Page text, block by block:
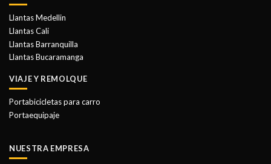
Llantas Medellin
Llantas Cali
Llantas Barranquilla
Llantas Bucaramanga
VIAJE Y REMOLQUE
Portabicicletas para carro
Portaequipaje
NUESTRA EMPRESA